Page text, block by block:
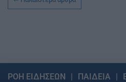
ΡΟΗ ΕΙΔΗΣΕΩΝ ΠΑΙΔΕΙΑ